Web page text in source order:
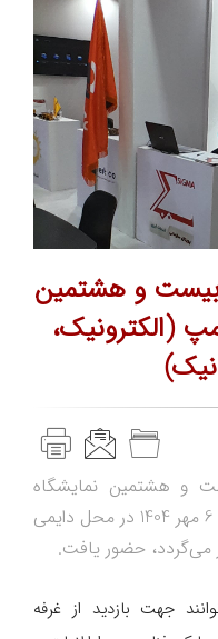
و هشتمین
(الکترونیک،
و هشتمین نمایشگاه
بین‌المللی الکامپ که از تاریخ 3 الی 6 مهر 1404 در محل دایمی
می‌گردد، حضور یافت.
جهت بازدید از غرفه